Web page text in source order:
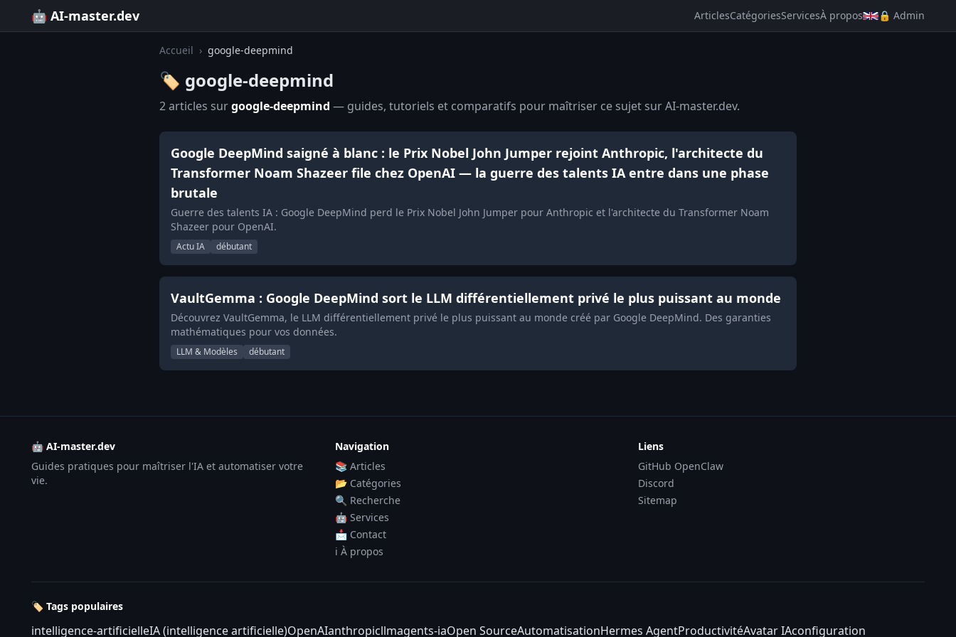
🤖 AI-master.dev ArticlesCatégoriesServicesÀ propos 🔒 Admin
Accueil › google-deepmind
🏷️ google-deepmind
2 articles surgoogle-deepmind — guides, tutoriels et comparatifs pour maîtriser ce sujet sur AI-master.dev.
Google DeepMind saigné à blanc : le Prix Nobel John Jumper rejoint Anthropic, l'architecte du
Transformer Noam Shazeer file chez OpenAI — la guerre des talents IA entre dans une phase
brutale
Guerre des talents IA : Google DeepMind perd le Prix Nobel John Jumper pour Anthropic et l'architecte du Transformer Noam
Shazeer pour OpenAI.
Actu IA débutant
VaultGemma : Google DeepMind sort le LLM différentiellement privé le plus puissant au monde
Découvrez VaultGemma, le LLM différentiellement privé le plus puissant au monde créé par Google DeepMind. Des garanties
mathématiques pour vos données.
LLM & Modèles débutant
🤖 AI-master.dev
Guides pratiques pour maîtriser l'IA et automatiser votre
vie.
Navigation
📚 Articles
📂 Catégories
🔍 Recherche
🤖 Services
📩 Contact
ℹ️ À propos
Liens
GitHub OpenClaw
Discord
Sitemap
🏷️ Tags populaires
intelligence-artificielleIA (intelligence artificielle)OpenAIanthropicllmagents-iaOpen SourceAutomatisationHermes AgentProductivitéAvatar IAconfiguration